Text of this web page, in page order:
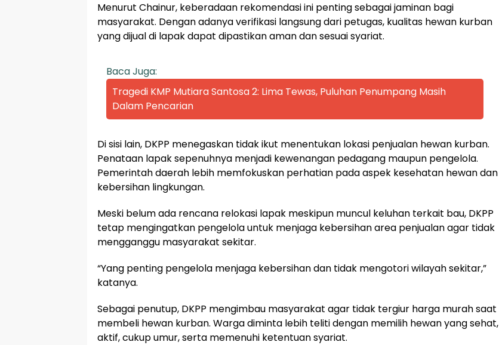
Menurut Chainur, keberadaan rekomendasi ini penting sebagai jaminan bagi
masyarakat. Dengan adanya verifikasi langsung dari petugas, kualitas hewan kurban
yang dijual di lapak dapat dipastikan aman dan sesuai syariat.
Baca Juga:
Tragedi KMP Mutiara Santosa 2: Lima Tewas, Puluhan Penumpang Masih
Dalam Pencarian
Di sisi lain, DKPP menegaskan tidak ikut menentukan lokasi penjualan hewan kurban.
Penataan lapak sepenuhnya menjadi kewenangan pedagang maupun pengelola.
Pemerintah daerah lebih memfokuskan perhatian pada aspek kesehatan hewan dan
kebersihan lingkungan.
Meski belum ada rencana relokasi lapak meskipun muncul keluhan terkait bau, DKPP
tetap mengingatkan pengelola untuk menjaga kebersihan area penjualan agar tidak
mengganggu masyarakat sekitar.
“Yang penting pengelola menjaga kebersihan dan tidak mengotori wilayah sekitar,”
katanya.
Sebagai penutup, DKPP mengimbau masyarakat agar tidak tergiur harga murah saat
membeli hewan kurban. Warga diminta lebih teliti dengan memilih hewan yang sehat,
aktif, cukup umur, serta memenuhi ketentuan syariat.